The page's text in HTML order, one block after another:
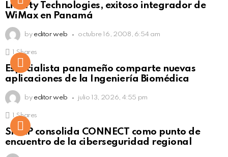
Liberty Technologies, exitoso integrador de
WiMax en Panamá
by editor web octubre 16, 2008, 6:54 am
Click to view this post
Shares
Especialista panameño comparte nuevas
aplicaciones de la Ingeniería Biomédica
by editor web julio 13, 2026, 4:55 pm
Click to view this post
Shares
SISAP consolida CONNECT como punto de
encuentro de la ciberseguridad regional